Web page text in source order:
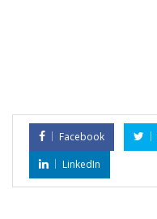
Facebook
LinkedIn